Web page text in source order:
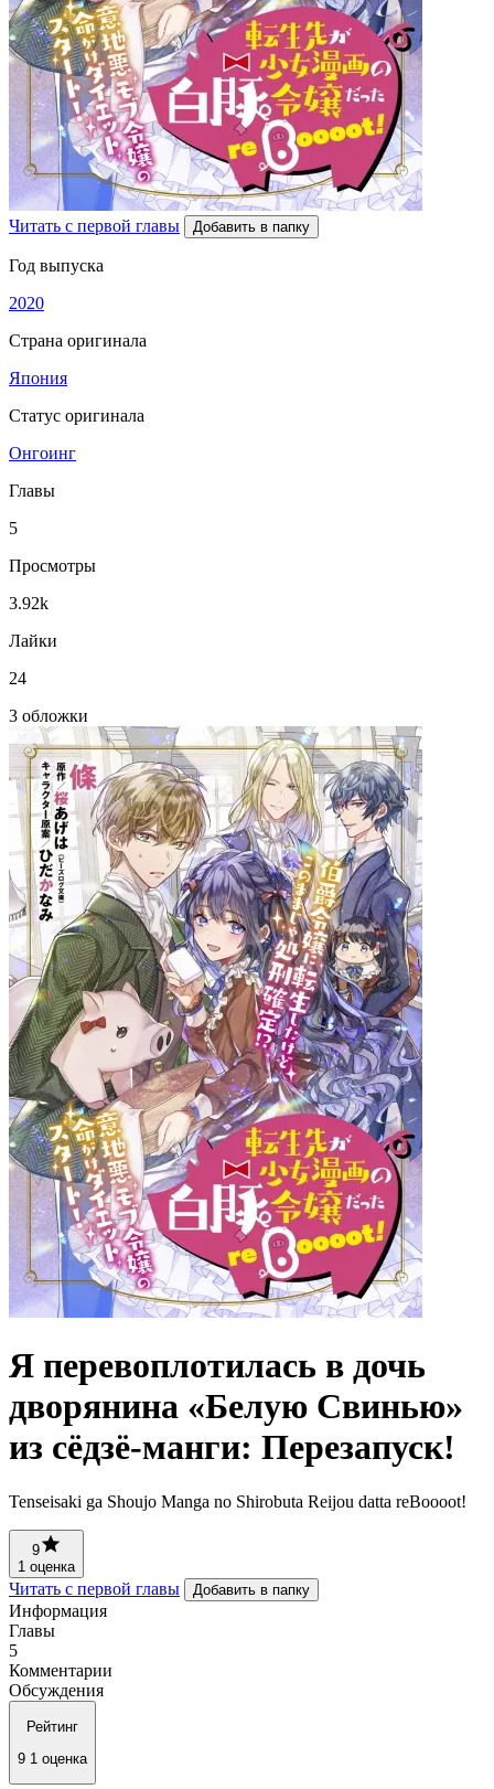
Читать с первой главы Добавить в папку
Год выпуска
2020
Страна оригинала
Япония
Статус оригинала
Онгоинг
Главы
5
Просмотры
3.92k
Лайки
24
3 обложки
Я перевоплотилась в дочь
дворянина «Белую Свинью»
из сёдзё-манги: Перезапуск!
Tenseisaki ga Shoujo Manga no Shirobuta Reijou datta reBoooot!
9
1 оценка
Читать с первой главы Добавить в папку
Информация
Главы
5
Комментарии
Обсуждения
Рейтинг
9 1 оценка